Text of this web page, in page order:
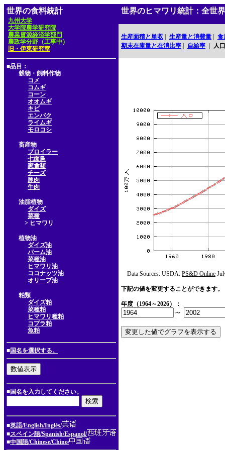
世界の食料統計
九州大学
大学院農学研究院
農業資源経済学部門
農政学分野（工事中）
旧・伊東研究室
■品目：
穀物・飼料作物
コメ
コムギ
コーン
オオムギ
キビ
エンバク
ライムギ
モロコシ
畜産物
ブロイラー
七面鳥
家禽類
チーズ
豚肉
牛肉
油脂植物
ダイズ
菜種
> ヒマワリ
植物油
ダイズ油
パーム油
菜種油
ヒマワリ油
ココナッツ油
オリーブ油
粕類
ダイズ粕
菜種粕
ヒマワリ種粕
コプラ粕
魚粕
■国名を選択する。
■国名を入力してください。
■英語/English/Inglés/
■スペイン語/Spanish/Espanol/
■中国語/Chinese/Chino/
世界のヒマワリ統計：全世界
生産面積と単収 生産量と消費量
食
期末在庫量と在消比率
自給率 人口
Data Sources: USDA: PS&D Online
下記の値を変更することができます。
年度（1964～2026）：
～